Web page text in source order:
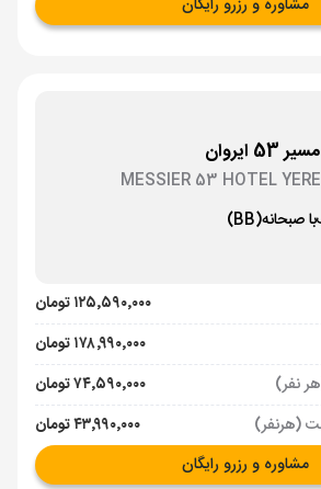
مشاوره و رزرو رایگان
ایروان
MESSIER 53 HOTEL
با صبحانه(BB)
۱۲۵٬۵۹۰٬۰۰۰ تومان
۱۷۸٬۹۹۰٬۰۰۰ تومان
نفر)
۷۴٬۵۹۰٬۰۰۰ تومان
(هرنفر)
۴۳٬۹۹۰٬۰۰۰ تومان
مشاوره و رزرو رایگان